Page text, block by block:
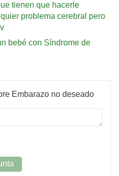
tienen que hacerle
problema cerebral pero
bebé con Síndrome de
Embarazo no deseado